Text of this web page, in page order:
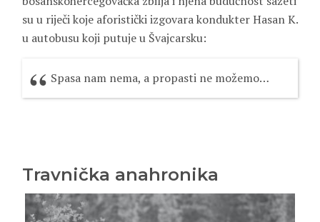
su u riječi koje aforistički izgovara kondukter Hasan K.
u autobusu koji putuje u Švajcarsku:
Spasa nam nema, a propasti ne možemo…
Travnička anahronika